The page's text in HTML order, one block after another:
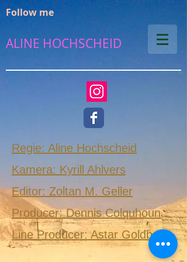
Follow me
ALINE HOCHSCHEID
Regie: Aline Hochscheid
Kamera: Kyrill Ahlvers
Editor: Zoltan M. Geller
Producer: Dennis Colquhoun
Line Producer: Astar Goldberg